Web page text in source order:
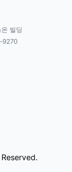
빌딩
9270